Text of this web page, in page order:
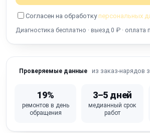
Согласен на обработку персональных
Диагностика бесплатно · выезд 0 ₽ · оплата
Проверяемые данные из заказ-нарядов
19%
ремонтов в день
обращения
3–5 дней
медианный срок
работ